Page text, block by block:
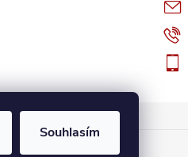
Souhlasím